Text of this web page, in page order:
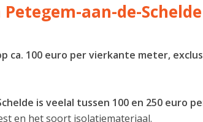
aan-de-
ca. 100 euro per vierkante meter,
is veelal tussen 100 en 250 euro
en het soort isolatiemateriaal.